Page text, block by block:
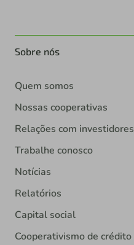
Sobre nós
Quem somos
Nossas cooperativas
Relações com investidores
Trabalhe conosco
Notícias
Relatórios
Capital social
Cooperativismo de crédito